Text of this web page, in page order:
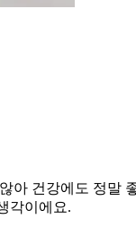
건강에도 정
각이에요.